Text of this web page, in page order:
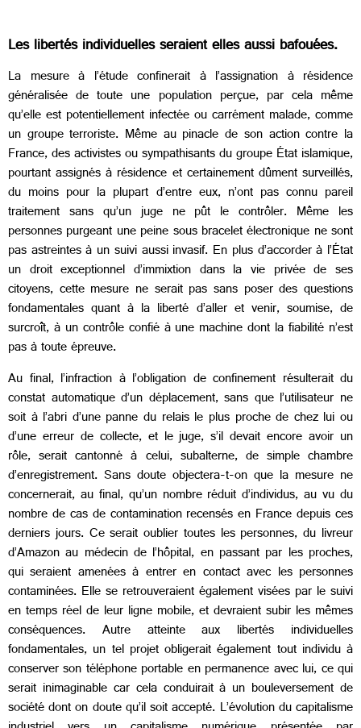
Les libertés individuelles seraient elles aussi bafouées.
La mesure à l’étude confinerait à l’assignation à résidence
généralisée de toute une population perçue, par cela même
qu’elle est potentiellement infectée ou carrément malade, comme
un groupe terroriste. Même au pinacle de son action contre la
France, des activistes ou sympathisants du groupe État islamique,
pourtant assignés à résidence et certainement dûment surveillés,
du moins pour la plupart d’entre eux, n’ont pas connu pareil
traitement sans qu’un juge ne pût le contrôler. Même les
personnes purgeant une peine sous bracelet électronique ne sont
pas astreintes à un suivi aussi invasif. En plus d’accorder à l’État
un droit exceptionnel d’immixtion dans la vie privée de ses
citoyens, cette mesure ne serait pas sans poser des questions
fondamentales quant à la liberté d’aller et venir, soumise, de
surcroît, à un contrôle confié à une machine dont la fiabilité n’est
pas à toute épreuve.
Au final, l’infraction à l’obligation de confinement résulterait du
constat automatique d’un déplacement, sans que l’utilisateur ne
soit à l’abri d’une panne du relais le plus proche de chez lui ou
d’une erreur de collecte, et le juge, s’il devait encore avoir un
rôle, serait cantonné à celui, subalterne, de simple chambre
d’enregistrement. Sans doute objectera-t-on que la mesure ne
concernerait, au final, qu’un nombre réduit d’individus, au vu du
nombre de cas de contamination recensés en France depuis ces
derniers jours. Ce serait oublier toutes les personnes, du livreur
d’Amazon au médecin de l’hôpital, en passant par les proches,
qui seraient amenées à entrer en contact avec les personnes
contaminées. Elle se retrouveraient également visées par le suivi
en temps réel de leur ligne mobile, et devraient subir les mêmes
conséquences. Autre atteinte aux libertés individuelles
fondamentales, un tel projet obligerait également tout individu à
conserver son téléphone portable en permanence avec lui, ce qui
serait inimaginable car cela conduirait à un bouleversement de
société dont on doute qu’il soit accepté. L’évolution du capitalisme